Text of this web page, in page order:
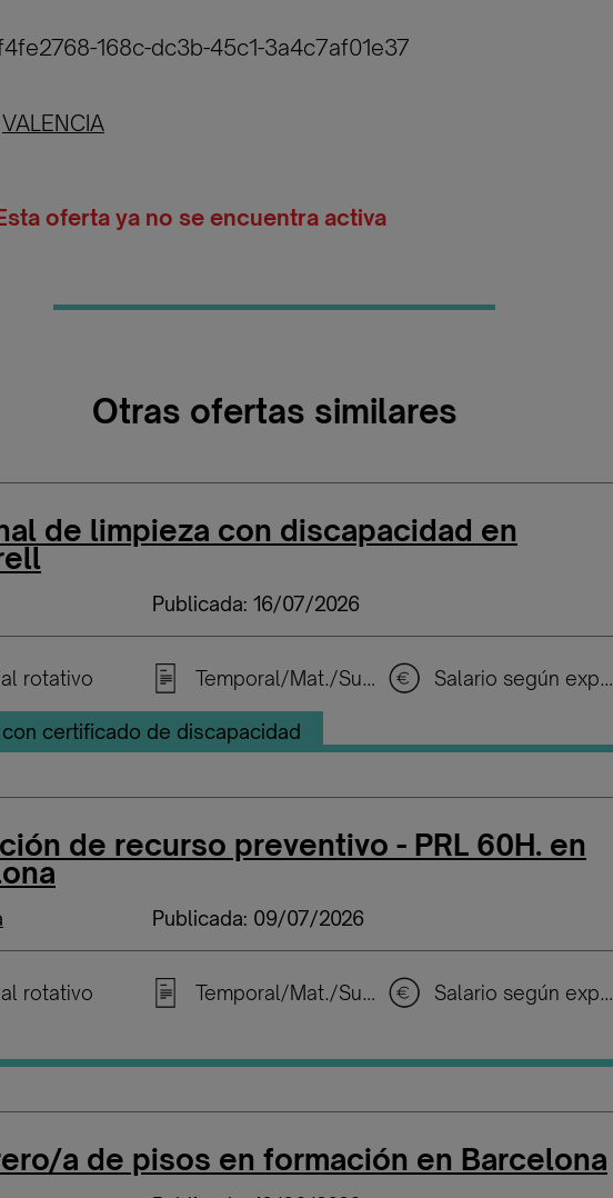
168c-dc3b-45c1-3a4c7af01e37
VALENCIA
oferta ya no se encuentra activa
Otras ofertas similares
de limpieza con discapacidad en
Publicada: 16/07/2026
rotativo Temporal/Mat./Sustitución/... Salario según experiencia
con certificado de discapacidad
de recurso preventivo - PRL 60H. en
Publicada: 09/07/2026
rotativo Temporal/Mat./Sustitución/... Salario según experiencia
a de pisos en formación en Barcelona